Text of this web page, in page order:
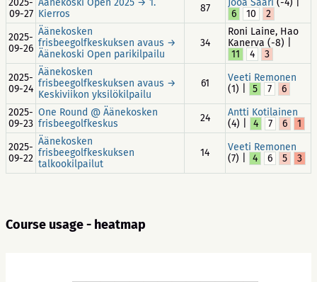
2025-
09-27
Äänekoski Open 2025 → 1.
Kierros
87 Jooa Saari (-4) |
6
10
2
2025-
09-26
Äänekosken
frisbeegolfkeskuksen avaus →
Äänekoski Open parikilpailu
34
Roni Laine, Hao
Kanerva (-8) |
11
4
3
2025-
09-24
Äänekosken
frisbeegolfkeskuksen avaus →
Keskiviikon yksilökilpailu
61
Veeti Remonen
(1) |
5 7
6
2025-
09-23
One Round @ Äänekosken
frisbeegolfkeskus
24
Antti Kotilainen
(4) |
4 7 6
1
2025-
09-22
Äänekosken
frisbeegolfkeskuksen
talkookilpailut
14
Veeti Remonen
(7) |
4 6 5 3
Course usage - heatmap